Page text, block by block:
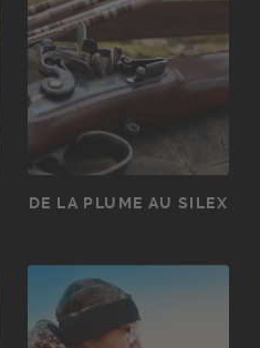
DE LA PLUME AU SILEX